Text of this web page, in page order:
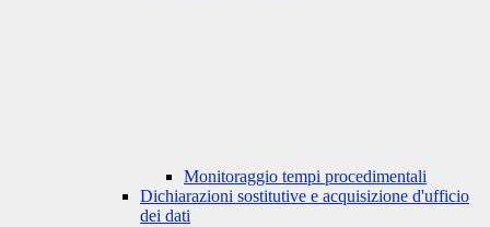
Monitoraggio tempi procedimentali
Dichiarazioni sostitutive e acquisizione d'ufficio
dei dati